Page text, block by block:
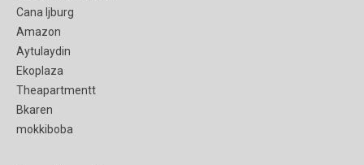
Cana Ijburg
Amazon
Aytulaydin
Ekoplaza
Theapartmentt
Bkaren
mokkiboba